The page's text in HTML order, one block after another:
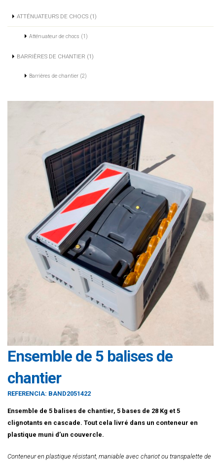
ATTÉNUATEURS DE CHOCS (1)
Atténuateur de chocs (1)
BARRIÈRES DE CHANTIER (1)
Barrières de chantier (2)
Ensemble de 5 balises de
chantier
REFERENCIA: BAND2051422
Ensemble de 5 balises de chantier, 5 bases de 28 Kg et 5
clignotants en cascade. Tout cela livré dans un conteneur en
plastique muni d’un couvercle.
Conteneur en plastique résistant, maniable avec chariot ou transpalette de